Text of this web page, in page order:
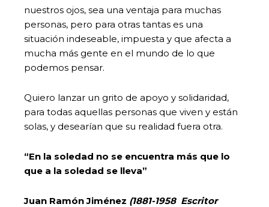
nuestros ojos, sea una ventaja para muchas
personas, pero para otras tantas es una
situación indeseable, impuesta y que afecta a
mucha más gente en el mundo de lo que
podemos pensar.
Quiero lanzar un grito de apoyo y solidaridad,
para todas aquellas personas que viven y están
solas, y desearían que su realidad fuera otra.
“En la soledad no se encuentra más que lo
que a la soledad se lleva”
Juan Ramón Jiménez (1881-1958 Escritor